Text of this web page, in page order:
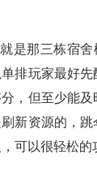
是那三栋宿
排玩家最好
，但至少能
新资源的，
可以很轻松的